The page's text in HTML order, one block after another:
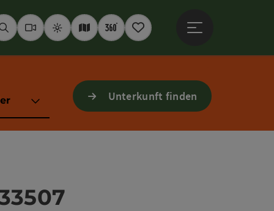
SuchenWebcams
WetterInteraktive Karte
360° Panoramen
Merkzettel
Unterkunft finden